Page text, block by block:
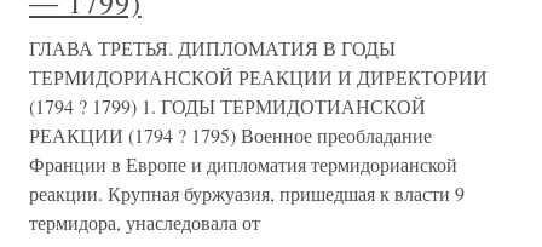
ГЛАВА ТРЕТЬЯ. ДИПЛОМАТИЯ В ГОДЫ
ТЕРМИДОРИАНСКОЙ РЕАКЦИИ И ДИРЕКТОРИИ
(1794 ? 1799) 1. ГОДЫ ТЕРМИДОТИАНСКОЙ
РЕАКЦИИ (1794 ? 1795) Военное преобладание
Франции в Европе и дипломатия термидорианской
реакции. Крупная буржуазия, пришедшая к власти 9
термидора, унаследовала от